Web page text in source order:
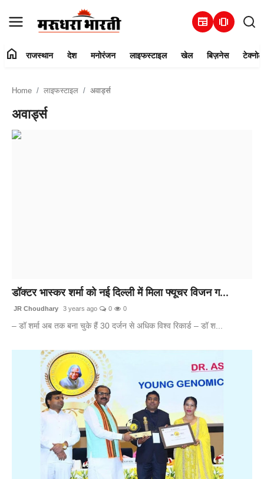
newspaper amp_stories
राजस्थान
टेक्नोलॉजी
home राजस्थान देश मनोरंजन लाइफस्टाइल खेल बिज़नेस
Home लाइफस्टाइल अवार्ड्स
अवार्ड्स
डॉक्टर भास्कर शर्मा को नई दिल्ली में मिला फ्यूचर विजन ग...
JR Choudhary 3 years ago 0 0
– डॉ शर्मा अब तक बना चुके हैं 30 दर्जन से अधिक विश्व रिकार्ड – डॉ श...